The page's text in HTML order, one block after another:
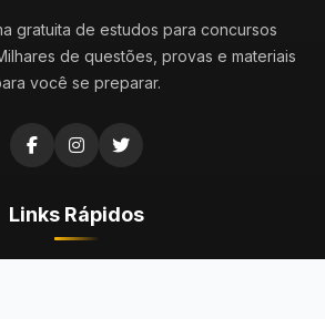
gratuita de estudos para concursos
de questões, provas e materiais
você se preparar.
Links Rápidos